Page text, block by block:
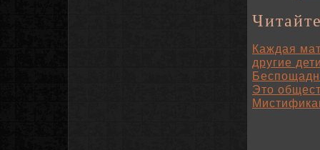
Каждая
другие
Это